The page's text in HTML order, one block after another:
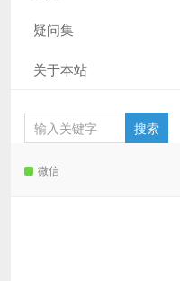
疑问集
关于本站
微信